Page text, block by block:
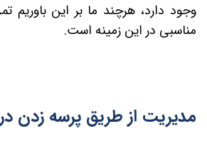
وجود دارد، هرچند ما بر این باوریم
مناسبی در این زمینه است.
مدیریت از طریق پرسه زدن